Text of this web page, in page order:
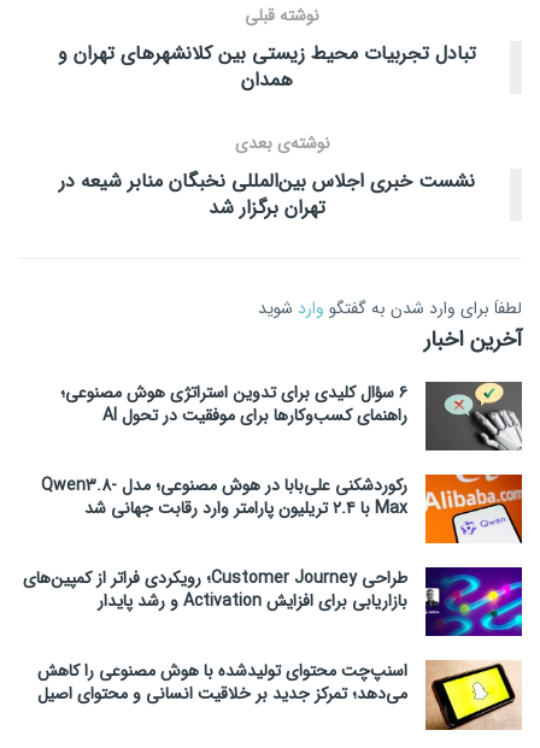
نوشته قبلی
تبادل تجربیات محیط زیستی بین کلانشهرهای تهران و
همدان
نوشته‌ی بعدی
نشست خبری اجلاس بین‌المللی نخبگان منابر شیعه در
تهران برگزار شد
لطفاَ برای وارد شدن به گفتگو وارد شوید
آخرین اخبار
۶ سؤال کلیدی برای تدوین استراتژی هوش مصنوعی؛
راهنمای کسب‌وکارها برای موفقیت در تحول AI
رکوردشکنی علی‌بابا در هوش مصنوعی؛ مدل Qwen3.8-
Max با ۲.۴ تریلیون پارامتر وارد رقابت جهانی شد
طراحی Customer Journey؛ رویکردی فراتر از کمپین‌های
بازاریابی برای افزایش Activation و رشد پایدار
اسنپ‌چت محتوای تولیدشده با هوش مصنوعی را کاهش
می‌دهد؛ تمرکز جدید بر خلاقیت انسانی و محتوای اصیل